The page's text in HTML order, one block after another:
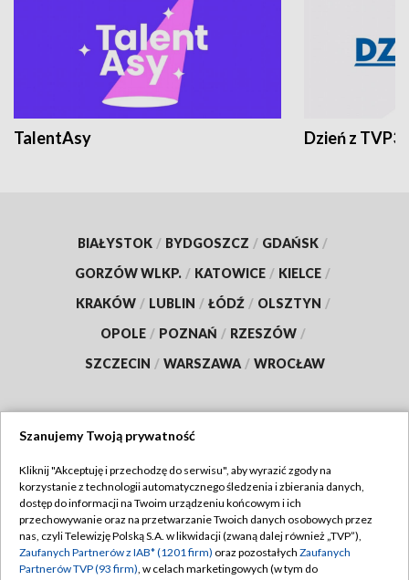
TalentAsy Dzień z TVP3
BIAŁYSTOK / BYDGOSZCZ / GDAŃSK /
GORZÓW WLKP. / KATOWICE / KIELCE /
KRAKÓW / LUBLIN / ŁÓDŹ / OLSZTYN /
OPOLE / POZNAŃ / RZESZÓW /
SZCZECIN / WARSZAWA / WROCŁAW
TVP
Abonament TVP
Emisja w TVP
Regulamin TVP
Polityka prywatności
Szanujemy Twoją prywatność
Kliknij "Akceptuję i przechodzę do serwisu", aby wyrazić zgody na
korzystanie z technologii automatycznego śledzenia i zbierania danych,
dostęp do informacji na Twoim urządzeniu końcowym i ich
przechowywanie oraz na przetwarzanie Twoich danych osobowych przez
nas, czyli Telewizję Polską S.A. w likwidacji (zwaną dalej również „TVP”),
Zaufanych Partnerów z IAB* (1201 firm) oraz pozostałych Zaufanych
Partnerów TVP (93 firm), w celach marketingowych (w tym do